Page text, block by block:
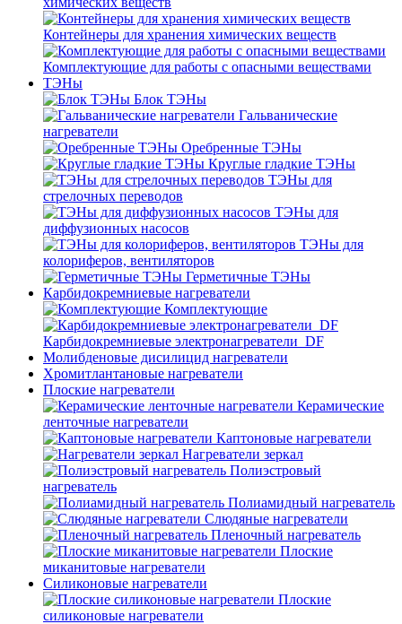
Контейнеры для хранения химических веществ
Комплектующие для работы с опасными веществами
ТЭНы
Блок ТЭНы
Гальванические
нагреватели
Оребренные ТЭНы
Круглые гладкие ТЭНы
ТЭНы для
стрелочных переводов
ТЭНы для
диффузионных насосов
ТЭНы для
колориферов, вентиляторов
Герметичные ТЭНы
Карбидокремниевые нагреватели
Комплектующие
Карбидокремниевые электронагреватели_DF
Молибденовые дисилицид нагреватели
Хромитлантановые нагреватели
Плоские нагреватели
Керамические
ленточные нагреватели
Каптоновые нагреватели
Нагреватели зеркал
Полиэстровый
нагреватель
Полиамидный нагреватель
Слюдяные нагреватели
Пленочный нагреватель
Плоские
миканитовые нагреватели
Силиконовые нагреватели
Плоские
силиконовые нагреватели